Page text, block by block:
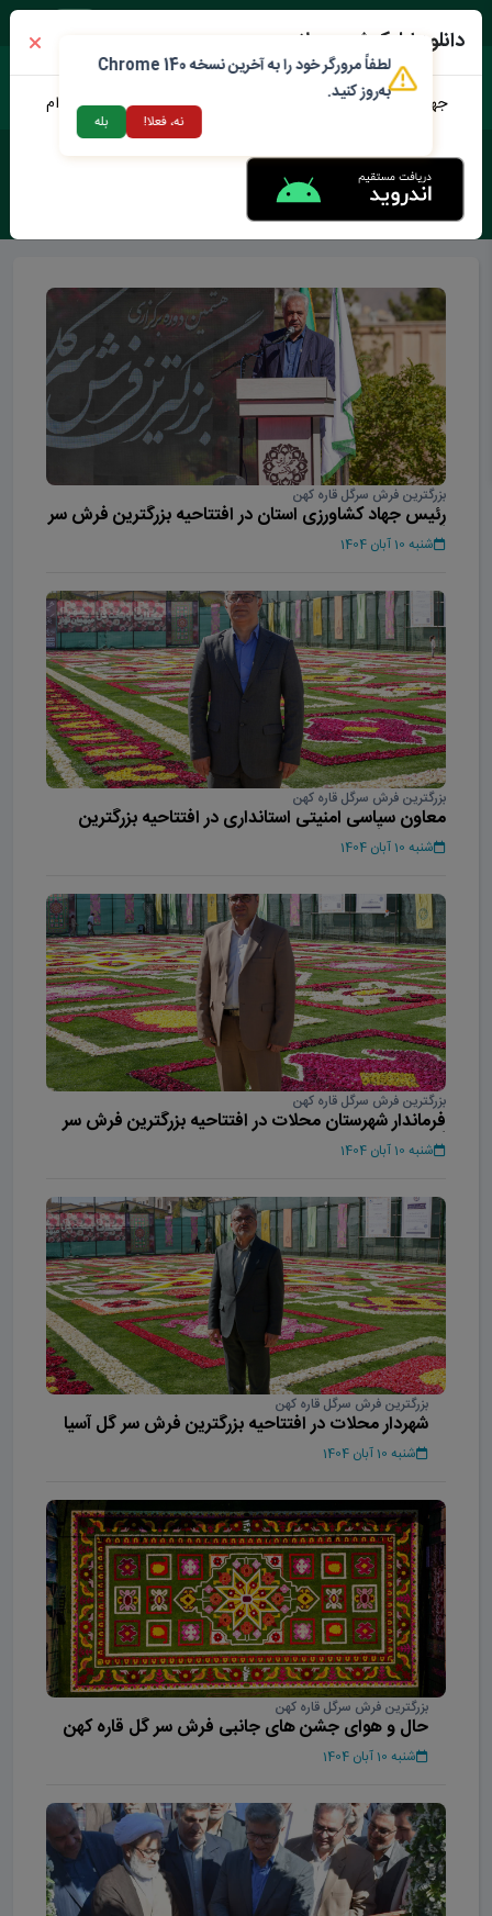
برچسب : بزرگترین فرش سرگل قاره ی کهن
بزرگترین فرش سرگل قاره کهن
رئیس جهاد کشاورزی استان در افتتاحیه بزرگترین فرش سر
گل آسیا
شنبه 10 آبان 1404
بزرگترین فرش سرگل قاره کهن
معاون سیاسی امنیتی استانداری در افتتاحیه بزرگترین
فرش سر گل آسیا
شنبه 10 آبان 1404
بزرگترین فرش سرگل قاره کهن
فرماندار شهرستان محلات در افتتاحیه بزرگترین فرش سر
گل آسیا
شنبه 10 آبان 1404
بزرگترین فرش سرگل قاره کهن
شهردار محلات در افتتاحیه بزرگترین فرش سر گل آسیا
شنبه 10 آبان 1404
بزرگترین فرش سرگل قاره کهن
حال و هوای جشن های جانبی فرش سر گل قاره کهن
شنبه 10 آبان 1404
دانلود اپلیکیشن محلات من
جهت دانلود نرم افزار محلات من می توانید از طریق لینک زیر اقدام
لطفاً مرورگر خود را به آخرین نسخه Chrome 140
به‌روز کنید.
نه، فعلا! بله